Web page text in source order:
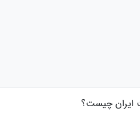
ایران چیست؟